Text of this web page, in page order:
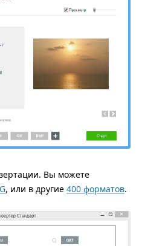
Вы можете
, или в другие 400 форматов.